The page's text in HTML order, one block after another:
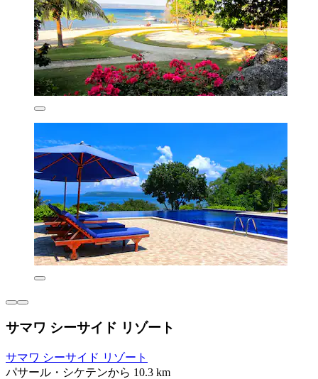
サマワ シーサイド リゾート
サマワ シーサイド リゾート
パサール・シケテンから 10.3 km